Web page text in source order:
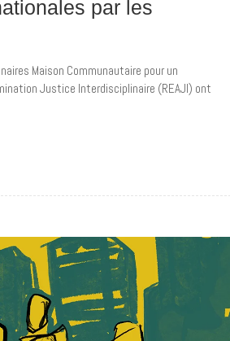
par les
Maison Communautaire pour un
Justice Interdisciplinaire (REAJI) ont